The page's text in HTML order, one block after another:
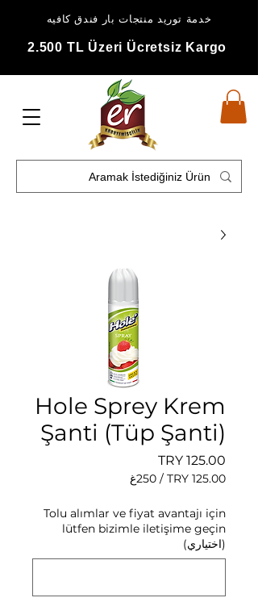
خدمة توريد منتجات بار فندق كافيه
2.500 TL Üzeri Ücretsiz Kargo
Hole Sprey Krem
Şanti (Tüp Şanti)
السعر
/ 250غ
لكل
250
جرامات
Tolu alımlar ve fiyat avantajı için
lütfen bizimle iletişime geçin
(اختياري)